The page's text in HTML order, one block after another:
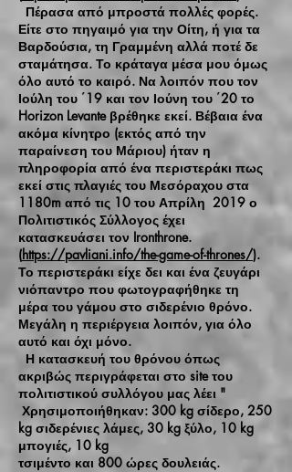
Πέρασα από μπροστά πολλές φορές.
Είτε στο πηγαιμό για την Οίτη, ή για τα
Βαρδούσια, τη Γραμμένη αλλά ποτέ δε
σταμάτησα. Το κράταγα μέσα μου όμως
όλο αυτό το καιρό. Να λοιπόν που τον
Ιούλη του ΄19 και τον Ιούνη του ΄20 το
Horizon Levante βρέθηκε εκεί. Βέβαια ένα
ακόμα κίνητρο (εκτός από την
παραίνεση του Μάριου) ήταν η
πληροφορία από ένα περιστεράκι πως
εκεί στις πλαγιές του Μεσόραχου στα
1180m από τις 10 του Απρίλη 2019 ο
Πολιτιστικός Σύλλογος έχει
κατασκευάσει τον Ironthrone.
(https://pavliani.info/the-game-of-thrones/).
Το περιστεράκι είχε δει και ένα ζευγάρι
νιόπαντρο που φωτογραφήθηκε τη
μέρα του γάμου στο σιδερένιο θρόνο.
Μεγάλη η περιέργεια λοιπόν, για όλο
αυτό και όχι μόνο.
Η κατασκευή του θρόνου όπως
ακριβώς περιγράφεται στο site του
πολιτιστικού συλλόγου μας λέει "
Χρησιμοποιήθηκαν: 300 kg σίδερο, 250
kg σιδερένιες λάμες, 30 kg ξύλο, 10 kg
μπογιές, 10 kg
τσιμέντο και 800 ώρες δουλειάς.